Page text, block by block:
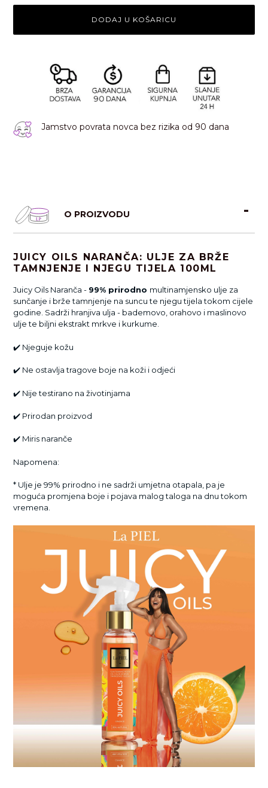
DODAJ U KOŠARICU
Jamstvo povrata novca bez rizika od 90 dana
O PROIZVODU
JUICY OILS NARANČA: ULJE ZA BRŽE
TAMNJENJE I NJEGU TIJELA 100ML
Juicy Oils Naranča - 99% prirodno multinamjensko ulje za
sunčanje i brže tamnjenje na suncu te njegu tijela tokom cijele
godine. Sadrži hranjiva ulja - bademovo, orahovo i maslinovo
ulje te biljni ekstrakt mrkve i kurkume.
✔️ Njeguje kožu
✔️ Ne ostavlja tragove boje na koži i odjeći
✔️ Nije testirano na životinjama
✔️ Prirodan proizvod
✔️ Miris naranče
Napomena:
* Ulje je 99% prirodno i ne sadrži umjetna otapala, pa je
moguća promjena boje i pojava malog taloga na dnu tokom
vremena.